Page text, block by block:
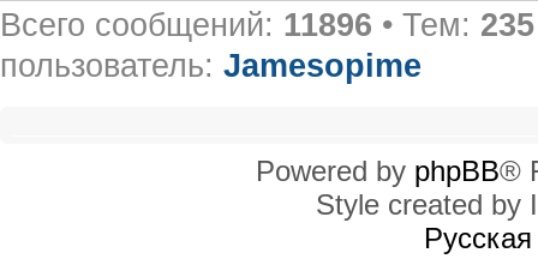
Всего сообщений: 11896 • Тем: 235
пользователь: Jamesopime
Powered by phpBB®
Style created by